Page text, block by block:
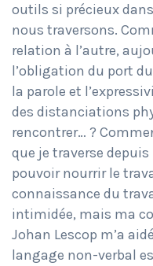
outils si précieux
nous traversons.
relation à l’autre,
l’obligation du port
la parole et
des distanciations
rencontrer… ?
que je traverse
pouvoir nourrir le
connaissance du
intimidée, mais ma
Johan Lescop m’a
langage non-verbal